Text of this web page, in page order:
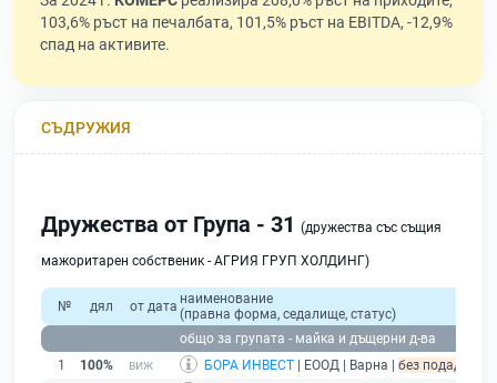
103,6% ръст на печалбата, 101,5% ръст на EBITDA, -12,9%
спад на активите.
СЪДРУЖИЯ
Дружества от Група - 31 (дружества със същия
мажоритарен собственик - АГРИЯ ГРУП ХОЛДИНГ)
№ дял от дата наименование
(правна форма, седалище, статус)
общо за групата - майка и дъщерни д-ва
1
100% БОРА ИНВЕСТ | ЕООД | Варна | без подаден